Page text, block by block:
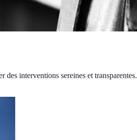
des interventions sereines et transparentes.